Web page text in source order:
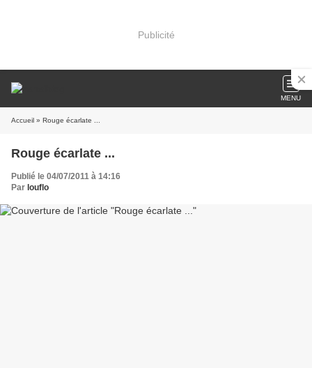
Publicité
MENU
Accueil » Rouge écarlate ...
Rouge écarlate ...
Publié le 04/07/2011 à 14:16
Par louflo